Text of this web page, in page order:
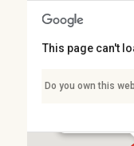
This page can't
Do you own this